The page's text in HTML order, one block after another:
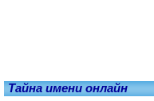
Тайна имени онлайн